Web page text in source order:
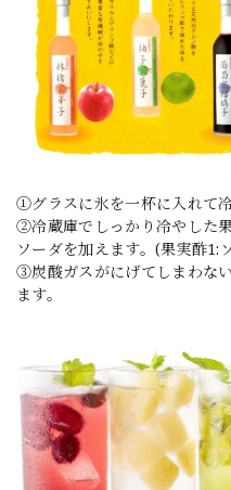
①グラスに氷を一杯に入れて冷
②冷蔵庫でしっかり冷やした
ソーダを加えます。(果実酢1:
③炭酸ガスがにげてしまわな
ます。